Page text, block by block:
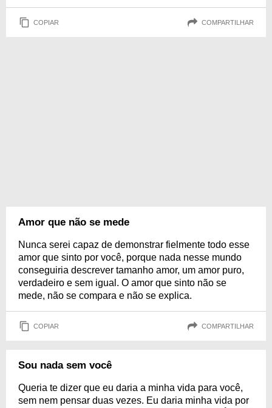
COPIAR COMPARTILHAR
Amor que não se mede
Nunca serei capaz de demonstrar fielmente todo esse
amor que sinto por você, porque nada nesse mundo
conseguiria descrever tamanho amor, um amor puro,
verdadeiro e sem igual. O amor que sinto não se
mede, não se compara e não se explica.
COPIAR COMPARTILHAR
Sou nada sem você
Queria te dizer que eu daria a minha vida para você,
sem nem pensar duas vezes. Eu daria minha vida por